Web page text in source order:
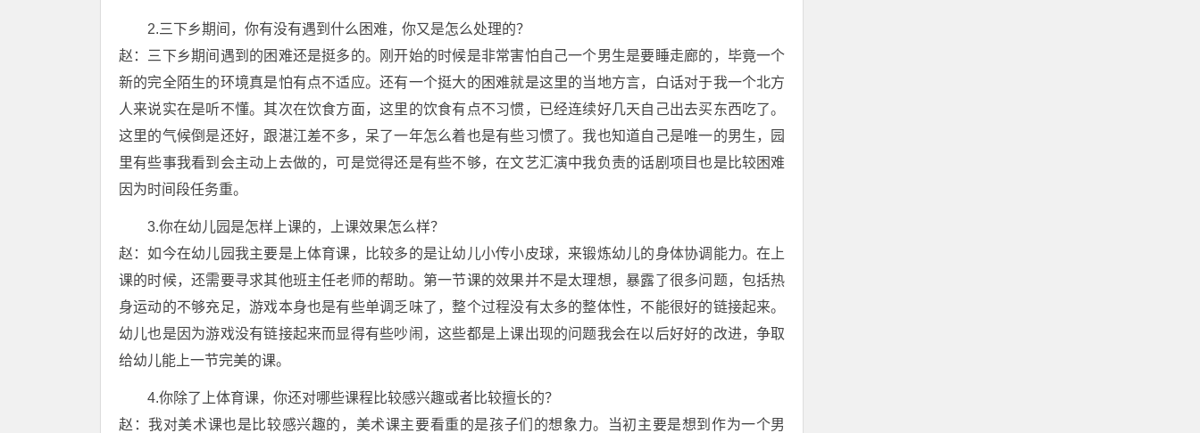
2.三下乡期间，你有没有遇到什么困难，你又是怎么处理的？
赵：三下乡期间遇到的困难还是挺多的。刚开始的时候是非常害怕自己一个男生是要睡走廊的，毕竟一个
新的完全陌生的环境真是怕有点不适应。还有一个挺大的困难就是这里的当地方言，白话对于我一个北方
人来说实在是听不懂。其次在饮食方面，这里的饮食有点不习惯，已经连续好几天自己出去买东西吃了。
这里的气候倒是还好，跟湛江差不多，呆了一年怎么着也是有些习惯了。我也知道自己是唯一的男生，园
里有些事我看到会主动上去做的，可是觉得还是有些不够，在文艺汇演中我负责的话剧项目也是比较困难
因为时间段任务重。
3.你在幼儿园是怎样上课的，上课效果怎么样？
赵：如今在幼儿园我主要是上体育课，比较多的是让幼儿小传小皮球，来锻炼幼儿的身体协调能力。在上
课的时候，还需要寻求其他班主任老师的帮助。第一节课的效果并不是太理想，暴露了很多问题，包括热
身运动的不够充足，游戏本身也是有些单调乏味了，整个过程没有太多的整体性，不能很好的链接起来。
幼儿也是因为游戏没有链接起来而显得有些吵闹，这些都是上课出现的问题我会在以后好好的改进，争取
给幼儿能上一节完美的课。
4.你除了上体育课，你还对哪些课程比较感兴趣或者比较擅长的？
赵：我对美术课也是比较感兴趣的，美术课主要看重的是孩子们的想象力。当初主要是想到作为一个男